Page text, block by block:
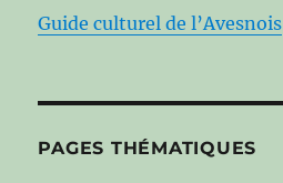
Guide culturel de l’Avesnois
PAGES THÉMATIQUES